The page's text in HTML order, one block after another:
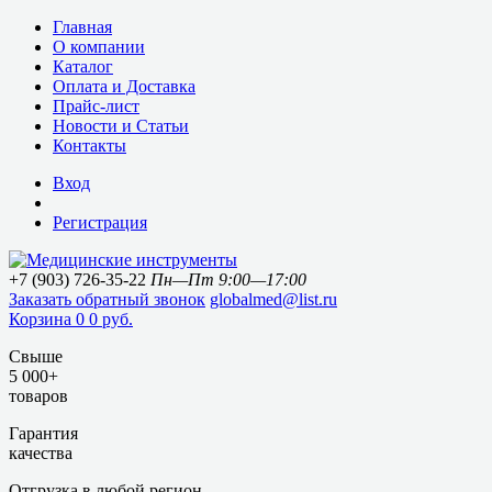
Главная
О компании
Каталог
Оплата и Доставка
Прайс-лист
Новости и Статьи
Контакты
Вход
Регистрация
+7 (903) 726-35-22 Пн—Пт 9:00—17:00
Заказать обратный звонок globalmed@list.ru
Корзина 0 0 руб.
Свыше
5 000+
товаров
Гарантия
качества